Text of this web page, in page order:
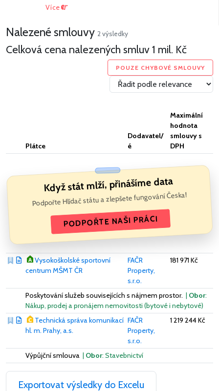
Více
Nalezené smlouvy 2 výsledky
Celková cena nalezených smluv1 mil. Kč
POUZE CHYBOVÉ SMLOUVY
Plátce
Dodavatel/
é
Maximální
hodnota
smlouvy s
DPH
Když stát mlží, přinášíme data
Podpořte Hlídač státu a zlepšete fungování Česka!
PODPOŘTE NAŠI PRÁCI
Vysokoškolské sportovní
centrum MŠMT ČR
FAČR
Property,
s.r.o.
181 971 Kč
Poskytování služeb souvisejících s nájmem prostor. | Obor:
Nákup, prodej a pronájem nemovitosti (bytové i nebytové)
Technická správa komunikací
hl. m. Prahy, a.s.
FAČR
Property,
s.r.o.
1 219 244 Kč
Výpůjční smlouva | Obor: Stavebnictví
Exportovat výsledky do Excelu